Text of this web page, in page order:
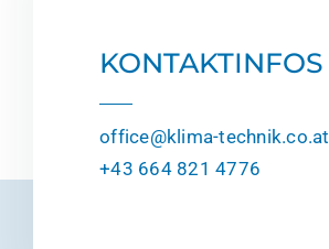
KONTAKTINFOS
office@klima-technik.co.at
+43 664 821 4776